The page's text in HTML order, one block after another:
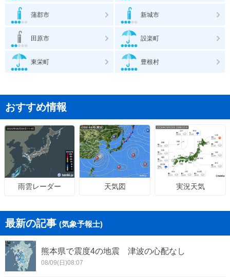
蒲郡市 新城市
田原市 設楽町
東栄町 豊根村
おすすめ情報
雨雲レーダー 天気図 実況天気
最新の記事 (気象予報士)
熊本県で震度4の地震 津波の心配なし
08/09(日)08:07